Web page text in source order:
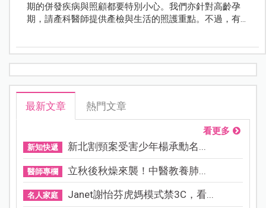
期的併發疾病與照顧都要特別小心。我們亦針對高齡孕
期，請產科醫師提供產檢與生活的照護重點。不過，有
最新文章 熱門文章
看更多
新知快遞 新北割頸案受害少年楊承勳名...
醫師專欄 立秋後秋燥來襲！中醫教養肺...
名人家庭 Janet謝怡芬虎媽模式禁3C，看...